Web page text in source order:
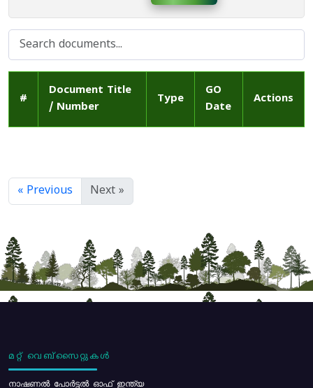
#
Document Title
/ Number
Type
GO
Date
Actions
« Previous Next »
മറ്റ് വെബ്സൈറ്റുകൾ
നാഷണൽ പോർട്ടൽ ഓഫ് ഇന്ത്യ